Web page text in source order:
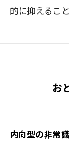
的に抑えるこ
お
内向型の非常識